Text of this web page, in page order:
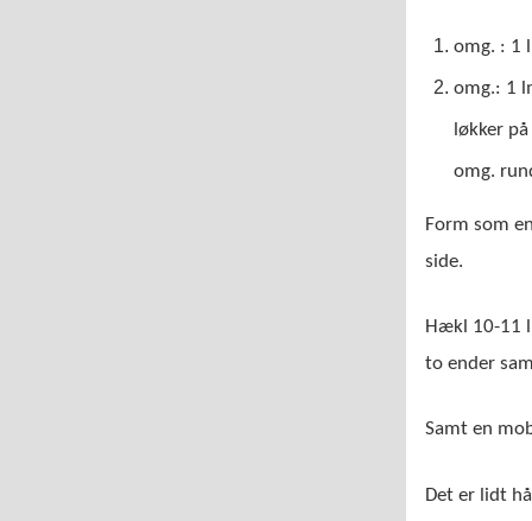
omg. : 1
omg.: 1
løkker
omg.
Form som
side.
Hækl 10-11
to ender
Samt en
Det er lidt